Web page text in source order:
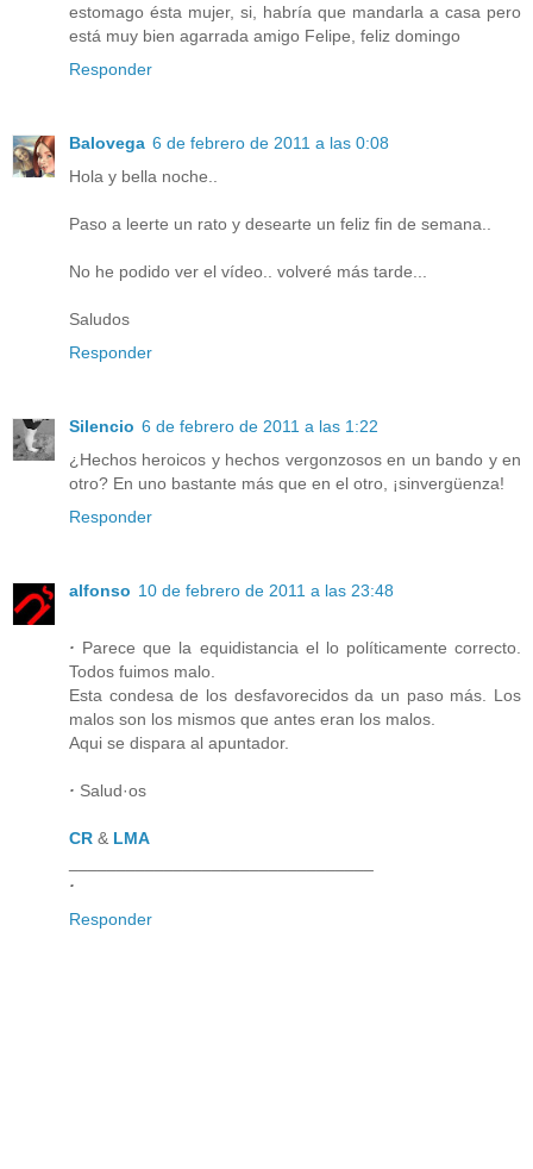
estomago ésta mujer, si, habría que mandarla a casa pero
está muy bien agarrada amigo Felipe, feliz domingo
Responder
Balovega 6 de febrero de 2011 a las 0:08
Hola y bella noche..
Paso a leerte un rato y desearte un feliz fin de semana..
No he podido ver el vídeo.. volveré más tarde...
Saludos
Responder
Silencio 6 de febrero de 2011 a las 1:22
¿Hechos heroicos y hechos vergonzosos en un bando y en
otro? En uno bastante más que en el otro, ¡sinvergüenza!
Responder
alfonso 10 de febrero de 2011 a las 23:48
· Parece que la equidistancia el lo políticamente correcto.
Todos fuimos malo.
Esta condesa de los desfavorecidos da un paso más. Los
malos son los mismos que antes eran los malos.
Aqui se dispara al apuntador.
· Salud·os
CR & LMA
·
Responder